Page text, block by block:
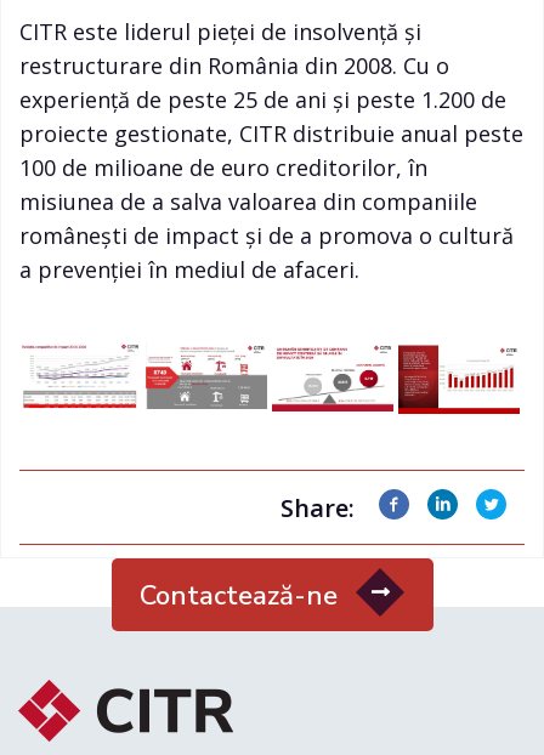
CITR este liderul pieței de insolvență și
restructurare din România din 2008. Cu o
experiență de peste 25 de ani și peste 1.200 de
proiecte gestionate, CITR distribuie anual peste
100 de milioane de euro creditorilor, în
misiunea de a salva valoarea din companiile
românești de impact și de a promova o cultură
a prevenției în mediul de afaceri.
Share:
Contactează-ne